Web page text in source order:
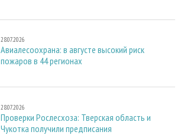
28.07.2026
Авиалесоохрана: в августе высокий риск
пожаров в 44 регионах
28.07.2026
Проверки Рослесхоза: Тверская область и
Чукотка получили предписания